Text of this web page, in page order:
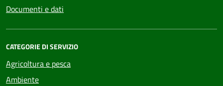
Documenti e dati
CATEGORIE DI SERVIZIO
Agricoltura e pesca
Ambiente